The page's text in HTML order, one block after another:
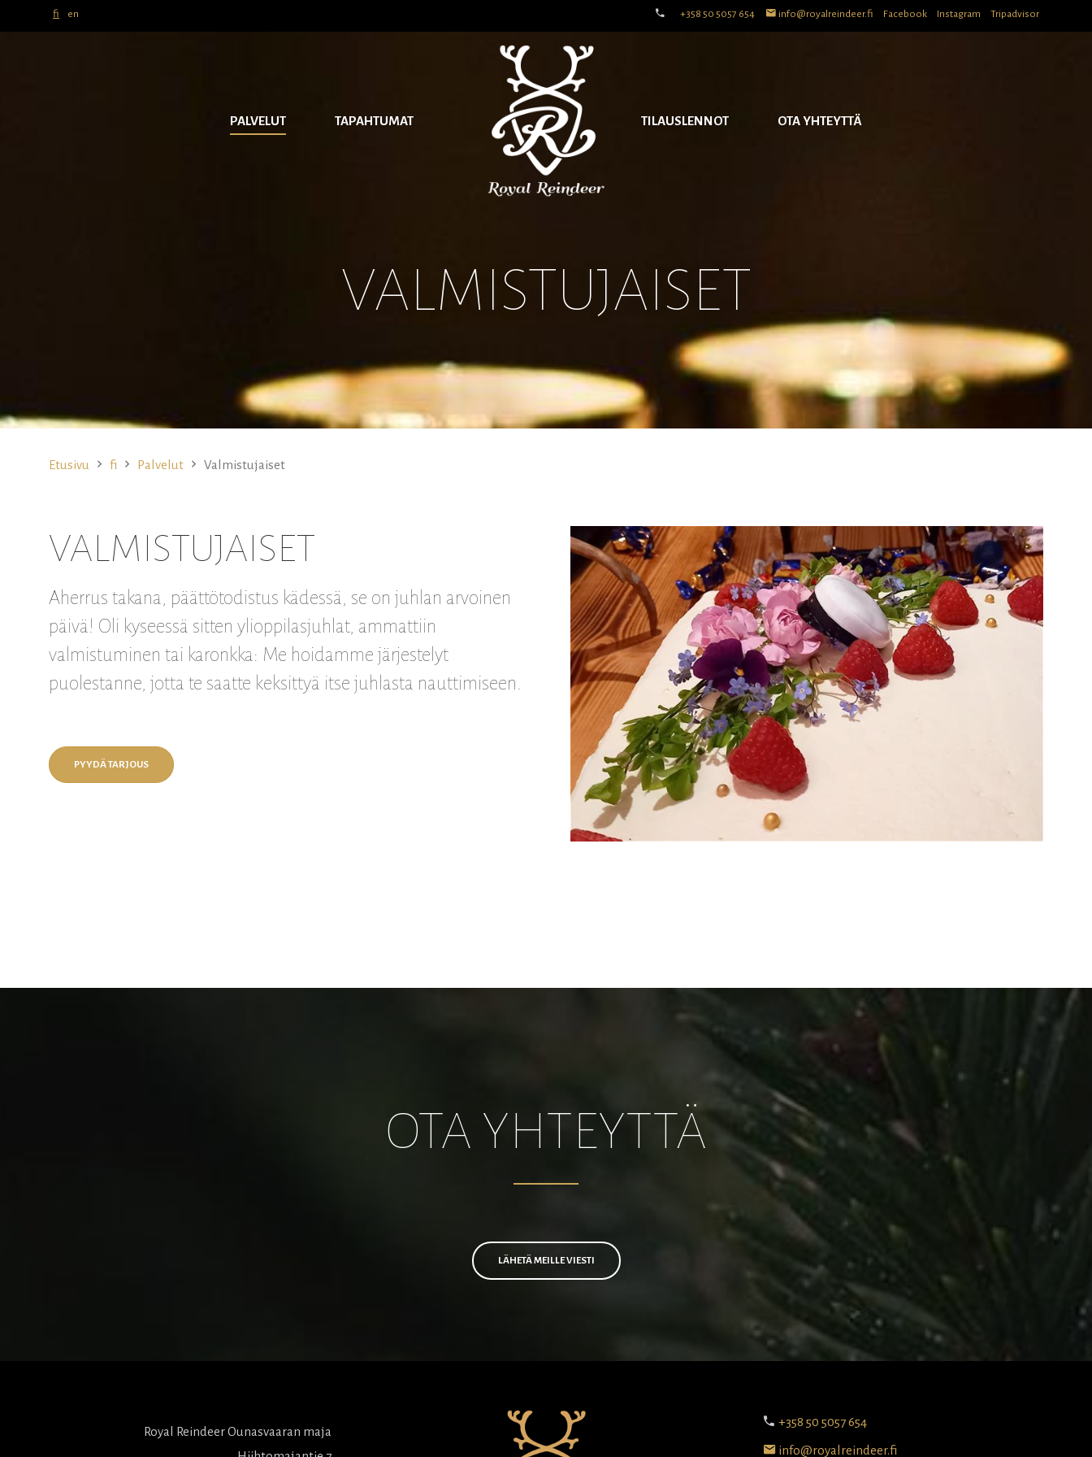
fi en +358 50 5057 654 info@royalreindeer.fi Facebook Instagram Tripadvisor
PALVELUT TAPAHTUMAT TILAUSLENNOT OTA YHTEYTTÄ
VALMISTUJAISET
Etusivu fi Palvelut Valmistujaiset
VALMISTUJAISET
Aherrus takana, päättötodistus kädessä, se on juhlan arvoinen
päivä! Oli kyseessä sitten ylioppilasjuhlat, ammattiin
valmistuminen tai karonkka: Me hoidamme järjestelyt
puolestanne, jotta te saatte keksittyä itse juhlasta nauttimiseen.
PYYDÄ TARJOUS
OTA YHTEYTTÄ
LÄHETÄ MEILLE VIESTI
Royal Reindeer Ounasvaaran maja
+358 50 5057 654
info@royalreindeer.fi